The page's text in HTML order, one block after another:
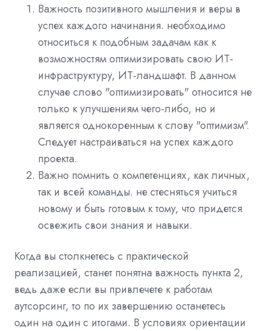
Важность позитивного мышления и веры в
успех каждого начинания. необходимо
относиться к подобным задачам как к
возможностям оптимизировать свою ИТ-
инфраструктуру, ИТ-ландшафт. В данном
случае слово "оптимизировать" относится не
только к улучшениям чего-либо, но и
является однокоренным к слову "оптимизм".
Следует настраиваться на успех каждого
проекта.
Важно помнить о компетенциях, как личных,
так и всей команды. не стесняться учиться
новому и быть готовым к тому, что придется
освежить свои знания и навыки.
Когда вы столкнетесь с практической
реализацией, станет понятна важность пункта 2,
ведь даже если вы привлечете к работам
аутсорсинг, то по их завершению останетесь
один на один с итогами. В условиях ориентации